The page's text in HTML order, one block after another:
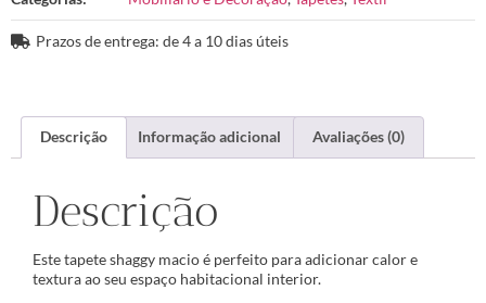
Prazos de entrega: de 4 a 10 dias úteis
Descrição Informação adicional Avaliações (0)
Descrição
Este tapete shaggy macio é perfeito para adicionar calor e
textura ao seu espaço habitacional interior.